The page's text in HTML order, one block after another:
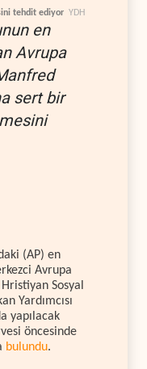
tehdit ediyor YDH
en
Avrupa
sert bir
(AP) en
Avrupa
Sosyal
Yardımcısı
yapılacak
öncesinde
bulundu.